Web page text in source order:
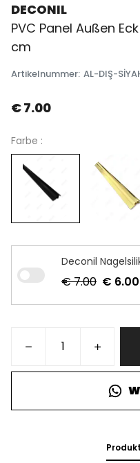
DECONIL
PVC Panel Außen
cm
Artikelnummer: AL-DIŞ-
€ 7.00
Farbe :
Deconil
€ 7.00 € 6.00